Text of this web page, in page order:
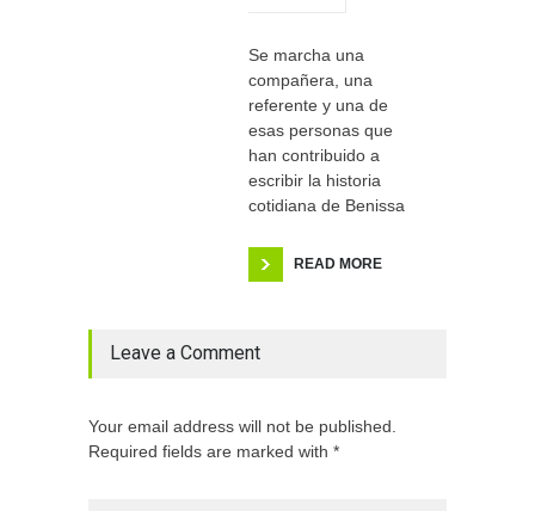
Se marcha una
compañera, una
referente y una de
esas personas que
han contribuido a
escribir la historia
cotidiana de Benissa
READ MORE
Leave a Comment
Your email address will not be published.
Required fields are marked with *